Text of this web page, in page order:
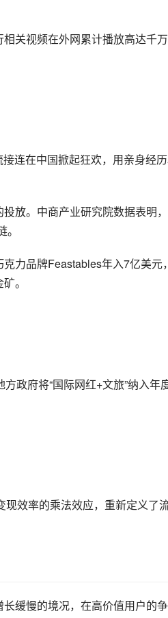
关视频在外网累计播放高达千万
连在中国掀起狂欢，用亲身经
放。中商产业研究院数据表明
力品牌Feastables年入7亿美元，
。
政府将“国际网红+文旅”纳入年
现效率的乘法效应，重新定义了
缓慢的境况，在高价值用户的